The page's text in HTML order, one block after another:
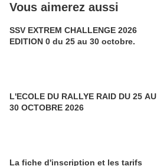
Vous aimerez aussi
SSV EXTREM CHALLENGE 2026
EDITION 0 du 25 au 30 octobre.
L'ECOLE DU RALLYE RAID DU 25 AU
30 OCTOBRE 2026
La fiche d'inscription et les tarifs